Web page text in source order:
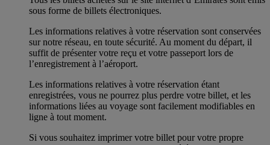
sous forme de billets électroniques.
Les informations relatives à votre réservation sont conservées
sur notre réseau, en toute sécurité. Au moment du départ, il
suffit de présenter votre reçu et votre passeport lors de
l’enregistrement à l’aéroport.
Les informations relatives à votre réservation étant
enregistrées, vous ne pourrez plus perdre votre billet, et les
informations liées au voyage sont facilement modifiables en
ligne à tout moment.
Si vous souhaitez imprimer votre billet pour votre propre